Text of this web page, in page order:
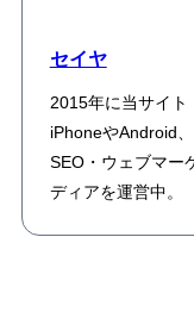
セイヤ
2015年に当サイト
iPhoneやAndroid
SEO・ウェブマー
ディアを運営中。